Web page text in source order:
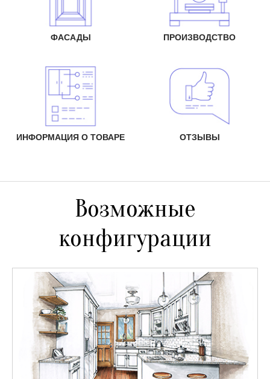
ФАСАДЫ ПРОИЗВОДСТВО
ИНФОРМАЦИЯ О ТОВАРЕ ОТЗЫВЫ
Возможные
конфигурации